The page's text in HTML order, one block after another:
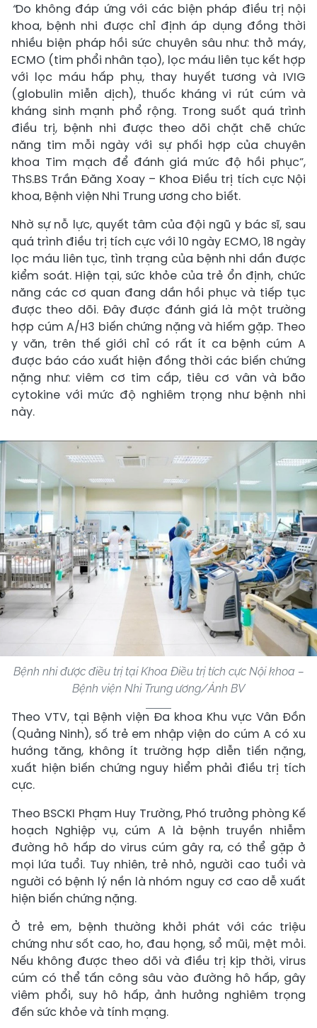
“Do không đáp ứng với các biện pháp điều trị nội
khoa, bệnh nhi được chỉ định áp dụng đồng thời
nhiều biện pháp hồi sức chuyên sâu như: thở máy,
ECMO (tim phổi nhân tạo), lọc máu liên tục kết hợp
với lọc máu hấp phụ, thay huyết tương và IVIG
(globulin miễn dịch), thuốc kháng vi rút cúm và
kháng sinh mạnh phổ rộng. Trong suốt quá trình
điều trị, bệnh nhi được theo dõi chặt chẽ chức
năng tim mỗi ngày với sự phối hợp của chuyên
khoa Tim mạch để đánh giá mức độ hồi phục”,
ThS.BS Trần Đăng Xoay – Khoa Điều trị tích cực Nội
khoa, Bệnh viện Nhi Trung ương cho biết.
Nhờ sự nỗ lực, quyết tâm của đội ngũ y bác sĩ, sau
quá trình điều trị tích cực với 10 ngày ECMO, 18 ngày
lọc máu liên tục, tình trạng của bệnh nhi dần được
kiểm soát. Hiện tại, sức khỏe của trẻ ổn định, chức
năng các cơ quan đang dần hồi phục và tiếp tục
được theo dõi. Đây được đánh giá là một trường
hợp cúm A/H3 biến chứng nặng và hiếm gặp. Theo
y văn, trên thế giới chỉ có rất ít ca bệnh cúm A
được báo cáo xuất hiện đồng thời các biến chứng
nặng như: viêm cơ tim cấp, tiêu cơ vân và bão
cytokine với mức độ nghiêm trọng như bệnh nhi
này.
Bệnh nhi được điều trị tại Khoa Điều trị tích cực Nội khoa –
Bệnh viện Nhi Trung ương/Ảnh BV
Theo VTV, tại Bệnh viện Đa khoa Khu vực Vân Đồn
(Quảng Ninh), số trẻ em nhập viện do cúm A có xu
hướng tăng, không ít trường hợp diễn tiến nặng,
xuất hiện biến chứng nguy hiểm phải điều trị tích
cực.
Theo BSCKI Phạm Huy Trường, Phó trưởng phòng Kế
hoạch Nghiệp vụ, cúm A là bệnh truyền nhiễm
đường hô hấp do virus cúm gây ra, có thể gặp ở
mọi lứa tuổi. Tuy nhiên, trẻ nhỏ, người cao tuổi và
người có bệnh lý nền là nhóm nguy cơ cao dễ xuất
hiện biến chứng nặng.
Ở trẻ em, bệnh thường khởi phát với các triệu
chứng như sốt cao, ho, đau họng, sổ mũi, mệt mỏi.
Nếu không được theo dõi và điều trị kịp thời, virus
cúm có thể tấn công sâu vào đường hô hấp, gây
viêm phổi, suy hô hấp, ảnh hưởng nghiêm trọng
đến sức khỏe và tính mạng.